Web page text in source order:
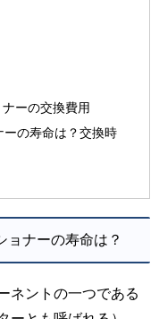
ーの交換費用
ーの寿命は？交換時
ョナーの寿命は？
ネントの一つである